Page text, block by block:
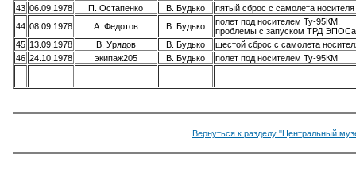
43 06.09.1978 П. Остапенко В. Будько
пятый сброс с самолета
44 08.09.1978 А. Федотов В. Будько
полет под носителем Ту-95КМ,
проблемы с запуском ТРД ЭПОСа
45 13.09.1978 В. Урядов В. Будько
шестой сброс с самолета
46 24.10.1978 экипаж205 В. Будько полет под носителем Ту-95КМ
Вернуться к разделу "Центральный